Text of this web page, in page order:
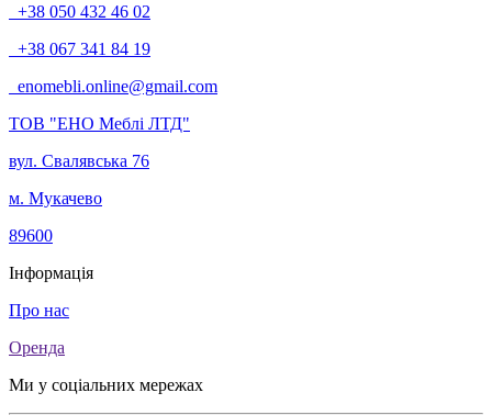
+38 050 432 46 02
+38 067 341 84 19
enomebli.online@gmail.com
ТОВ "ЕНО Меблі ЛТД"
вул. Свалявська 76
м. Мукачево
89600
Інформація
Про нас
Оренда
Ми у соціальних мережах